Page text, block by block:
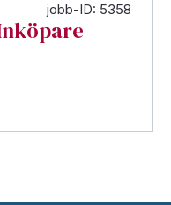
jobb-ID: 5358